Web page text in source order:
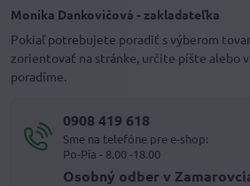
Monika Dankovičová - zakladateľka
Pokiaľ potrebujete poradiť s výberom
zorientovať na stránke, určite píšte alebo
poradíme.
0908 419 618
Sme na telefóne pre e-shop:
Po-Pia - 8.00 -18.00
Osobný odber v